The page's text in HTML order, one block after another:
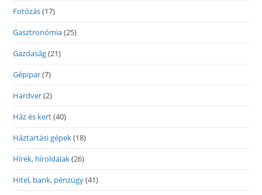
Fotózás(17)
Gasztronómia(25)
Gazdaság(21)
Gépipar(7)
Hardver(2)
Ház és kert(40)
Háztartási gépek(18)
Hírek, híroldalak(26)
Hitel, bank, pénzügy(41)